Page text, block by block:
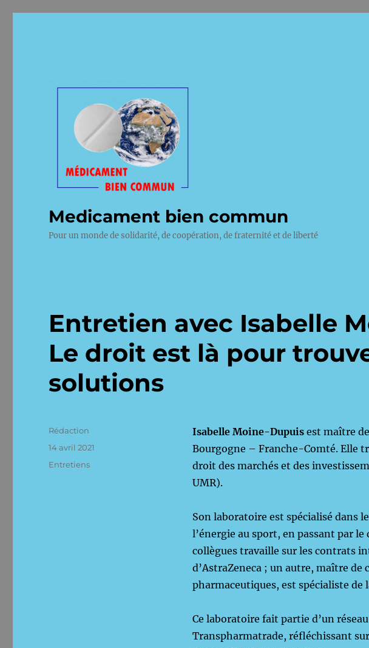
Medicament bien commun
Pour un monde de solidarité, de coopération, de fraternité et de liberté
Entretien avec Isabelle
Le droit est là pour
solutions
Isabelle Moine-Dupuisest maître
Bourgogne – Franche-Comté. Elle
droit des marchés et des
UMR).
Son laboratoire est spécialisé dans
l’énergie au sport, en passant par le
collègues travaille sur les contrats
d’AstraZeneca ; un autre, maître de
pharmaceutiques, est spécialiste
Ce laboratoire fait partie d’un
Transpharmatrade, réfléchissant
Auteur
Rédaction
Publié
14 avril 2021
Catégories
Entretiens